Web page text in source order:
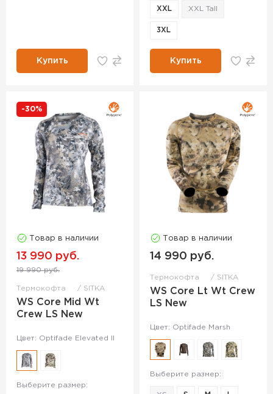
Купить
XXL XXL Tall
3XL
Купить
-30%
Товар в наличии
13 990 руб.
19 990 руб.
Термокофта SITKA
WS Core Mid Wt
Crew LS New
Цвет: Optifade Elevated II
Выберите размер:
Товар в наличии
14 990 руб.
Термокофта SITKA
WS Core Lt Wt Crew
LS New
Цвет: Optifade Marsh
Выберите размер: